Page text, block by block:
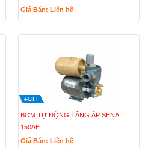
Giá Bán: Liên hệ
BƠM TỰ ĐỘNG TĂNG ÁP SENA
150AE
Giá Bán: Liên hệ